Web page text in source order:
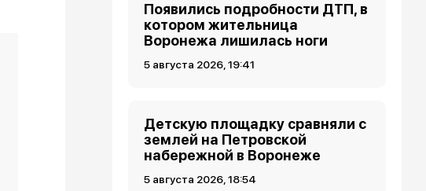
Появились подробности ДТП, в
котором жительница
Воронежа лишилась ноги
5 августа 2026, 19:41
Детскую площадку сравняли с
землей на Петровской
набережной в Воронеже
5 августа 2026, 18:54